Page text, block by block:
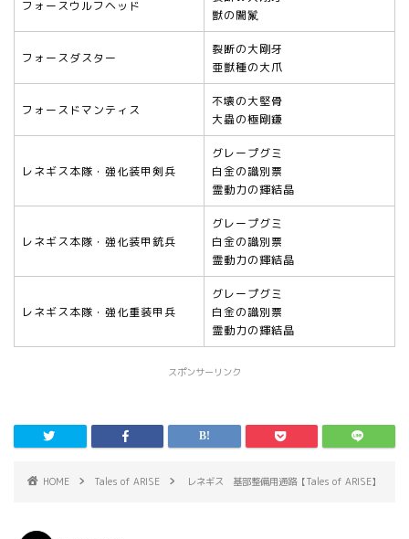
フォースウルフヘッド
獣の闇鬣
フォースダスター
裂断の大剛牙
亜獣種の大爪
フォースドマンティス
不壊の大堅骨
大蟲の極剛鎌
レネギス本隊・強化装甲剣兵
グレープグミ
白金の識別票
霊動力の輝結晶
レネギス本隊・強化装甲銃兵
グレープグミ
白金の識別票
霊動力の輝結晶
レネギス本隊・強化重装甲兵
グレープグミ
白金の識別票
霊動力の輝結晶
スポンサーリンク
HOME Tales of ARISE レネギス 基部整備用通路【Tales of ARISE】